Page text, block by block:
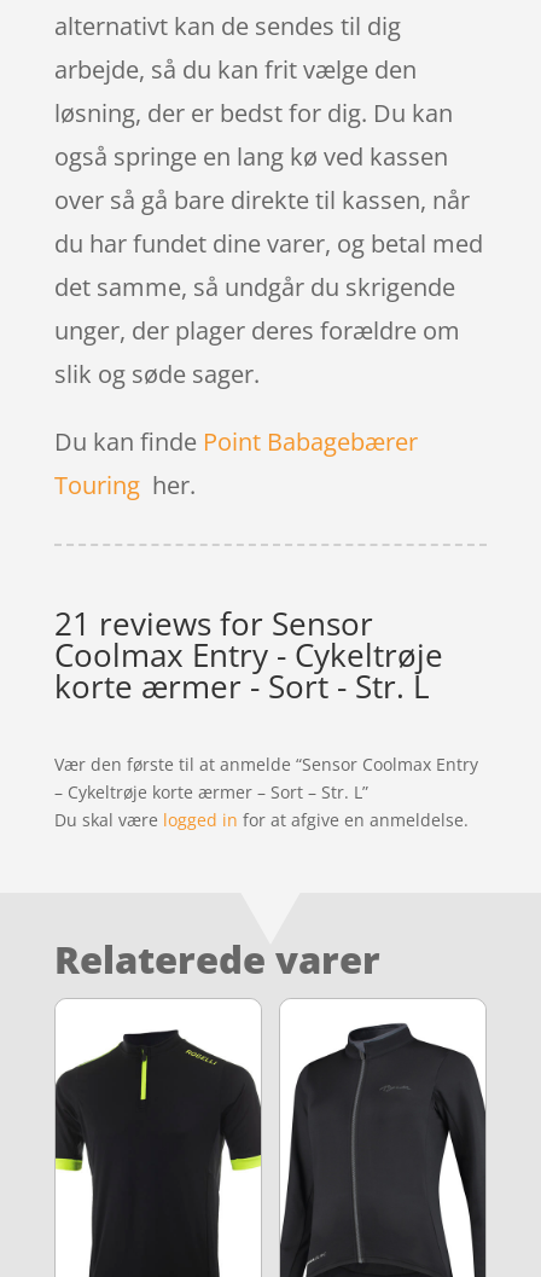
alternativt kan de sendes til dig
arbejde, så du kan frit vælge den
løsning, der er bedst for dig. Du kan
også springe en lang kø ved kassen
over så gå bare direkte til kassen, når
du har fundet dine varer, og betal med
det samme, så undgår du skrigende
unger, der plager deres forældre om
slik og søde sager.
Du kan finde Point Babagebærer
Touringher.
21 reviews for Sensor
Coolmax Entry - Cykeltrøje
korte ærmer - Sort - Str. L
Vær den første til at anmelde “Sensor Coolmax Entry
– Cykeltrøje korte ærmer – Sort – Str. L”
Du skal være logged in for at afgive en anmeldelse.
Relaterede varer